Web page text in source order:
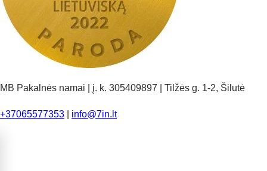
MB Pakalnės namai | į. k. 305409897 | Tilžės g. 1-2, Šilutė
+37065577353 info@7in.lt